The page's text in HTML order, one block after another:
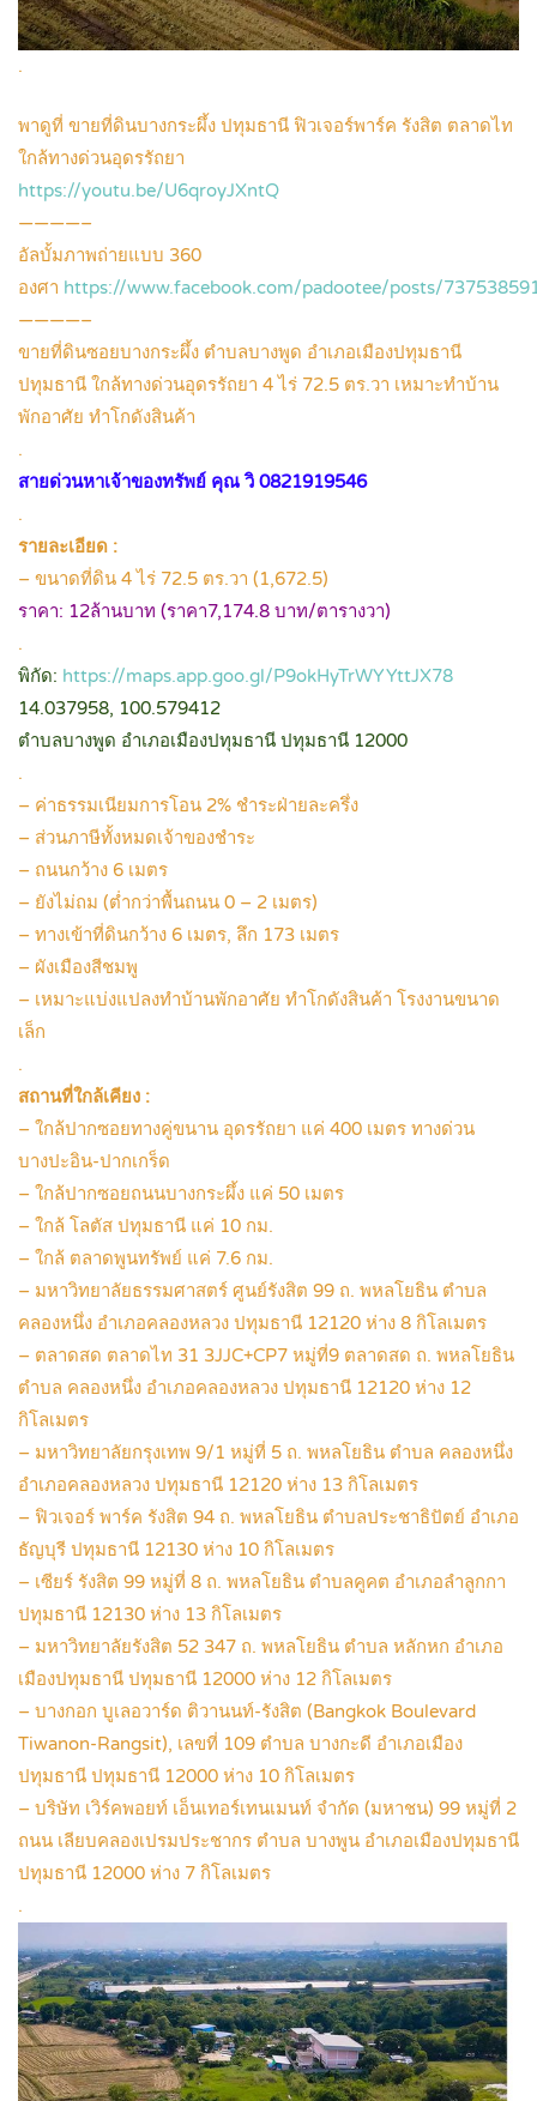
.
พาดูที่ ขายที่ดินบางกระผึ้ง ปทุมธานี ฟิวเจอร์พาร์ค รังสิต ตลาดไท
ใกล้ทางด่วนอุดรรัถยา
https://youtu.be/U6qroyJXntQ
————–
อัลบั้มภาพถ่ายแบบ 360
องศา https://www.facebook.com/padootee/posts/
————–
ขายที่ดินซอยบางกระผึ้ง ตำบลบางพูด อำเภอเมืองปทุมธานี
ปทุมธานี ใกล้ทางด่วนอุดรรัถยา 4 ไร่ 72.5 ตร.วา เหมาะทำบ้าน
พักอาศัย ทำโกดังสินค้า
.
สายด่วนหาเจ้าของทรัพย์ คุณ วิ 0821919546
.
รายละเอียด :
– ขนาดที่ดิน 4 ไร่ 72.5 ตร.วา (1,672.5)
ราคา: 12ล้านบาท (ราคา7,174.8 บาท/ตารางวา)
.
พิกัด: https://maps.app.goo.gl/P9okHyTrWYYttJX78
14.037958, 100.579412
ตำบลบางพูด อำเภอเมืองปทุมธานี ปทุมธานี 12000
.
– ค่าธรรมเนียมการโอน 2% ชำระฝ่ายละครึ่ง
– ส่วนภาษีทั้งหมดเจ้าของชำระ
– ถนนกว้าง 6 เมตร
– ยังไม่ถม (ต่ำกว่าพื้นถนน 0 – 2 เมตร)
– ทางเข้าที่ดินกว้าง 6 เมตร, ลึก 173 เมตร
– ผังเมืองสีชมพู
– เหมาะแบ่งแปลงทำบ้านพักอาศัย ทำโกดังสินค้า โรงงานขนาด
เล็ก
.
สถานที่ใกล้เคียง :
– ใกล้ปากซอยทางคู่ขนาน อุดรรัถยา แค่ 400 เมตร ทางด่วน
บางปะอิน-ปากเกร็ด
– ใกล้ปากซอยถนนบางกระผึ้ง แค่ 50 เมตร
– ใกล้ โลตัส ปทุมธานี แค่ 10 กม.
– ใกล้ ตลาดพูนทรัพย์ แค่ 7.6 กม.
– มหาวิทยาลัยธรรมศาสตร์ ศูนย์รังสิต 99 ถ. พหลโยธิน ตำบล
คลองหนึ่ง อำเภอคลองหลวง ปทุมธานี 12120 ห่าง 8 กิโลเมตร
– ตลาดสด ตลาดไท 31 3JJC+CP7 หมู่ที่9 ตลาดสด ถ. พหลโยธิน
ตำบล คลองหนึ่ง อำเภอคลองหลวง ปทุมธานี 12120 ห่าง 12
กิโลเมตร
– มหาวิทยาลัยกรุงเทพ 9/1 หมู่ที่ 5 ถ. พหลโยธิน ตำบล คลองหนึ่ง
อำเภอคลองหลวง ปทุมธานี 12120 ห่าง 13 กิโลเมตร
– ฟิวเจอร์ พาร์ค รังสิต 94 ถ. พหลโยธิน ตําบลประชาธิปัตย์ อำเภอ
ธัญบุรี ปทุมธานี 12130 ห่าง 10 กิโลเมตร
– เซียร์ รังสิต 99 หมู่ที่ 8 ถ. พหลโยธิน ตำบลคูคต อำเภอลำลูกกา
ปทุมธานี 12130 ห่าง 13 กิโลเมตร
– มหาวิทยาลัยรังสิต 52 347 ถ. พหลโยธิน ตำบล หลักหก อำเภอ
เมืองปทุมธานี ปทุมธานี 12000 ห่าง 12 กิโลเมตร
– บางกอก บูเลอวาร์ด ติวานนท์-รังสิต (Bangkok Boulevard
Tiwanon-Rangsit), เลขที่ 109 ตำบล บางกะดี อำเภอเมือง
ปทุมธานี ปทุมธานี 12000 ห่าง 10 กิโลเมตร
– บริษัท เวิร์คพอยท์ เอ็นเทอร์เทนเมนท์ จำกัด (มหาชน) 99 หมู่ที่ 2
ถนน เลียบคลองเปรมประชากร ตำบล บางพูน อำเภอเมืองปทุมธานี
ปทุมธานี 12000 ห่าง 7 กิโลเมตร
.